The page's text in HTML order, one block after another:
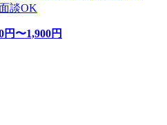
談OK
円〜1,900円